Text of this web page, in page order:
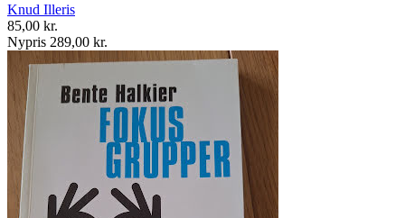
Knud Illeris
85,00 kr.
Nypris 289,00 kr.